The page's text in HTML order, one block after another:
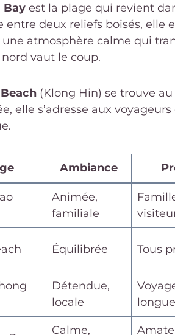
Bay est la plage qui revient
entre deux reliefs boisés,
atmosphère calme qui
vaut le coup.
(Klong Hin) se trouve
elle s’adresse aux
Ambiance
Animée,
familiale
Équilibrée Tous
Détendue,
locale
Calme,